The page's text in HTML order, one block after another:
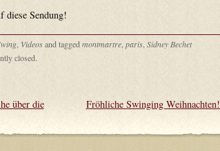
diese Sendung!
, Videosand tagged montmartre, paris, Sidney Bechet
closed.
über die
Fröhliche Swinging Weihnachten!